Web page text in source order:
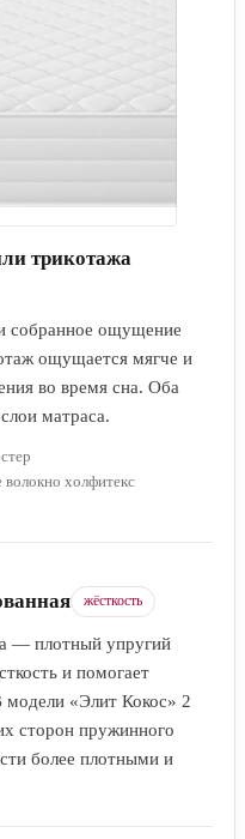
трикотажа
собранное ощущение
ощущается мягче и
во время сна. Оба
матраса.
волокно холфитекс